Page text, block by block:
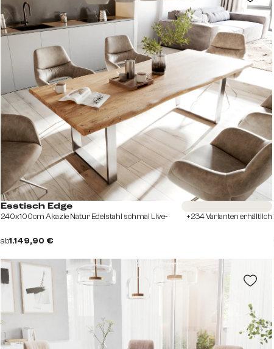
Esstisch Edge
240x100cm Akazie Natur Edelstahl schmal Live-
ab1.149,90 €
Sofort versandfertig
+234 Varianten erhältlich